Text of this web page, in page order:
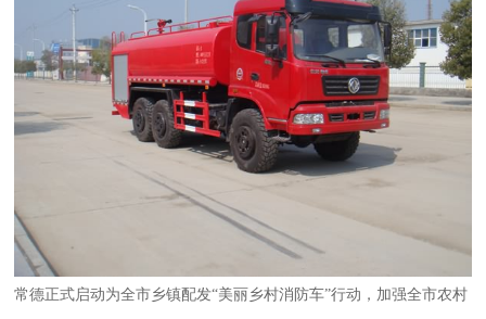
常德正式启动为全市乡镇配发“美丽乡村消防车”行动，加强全市农村